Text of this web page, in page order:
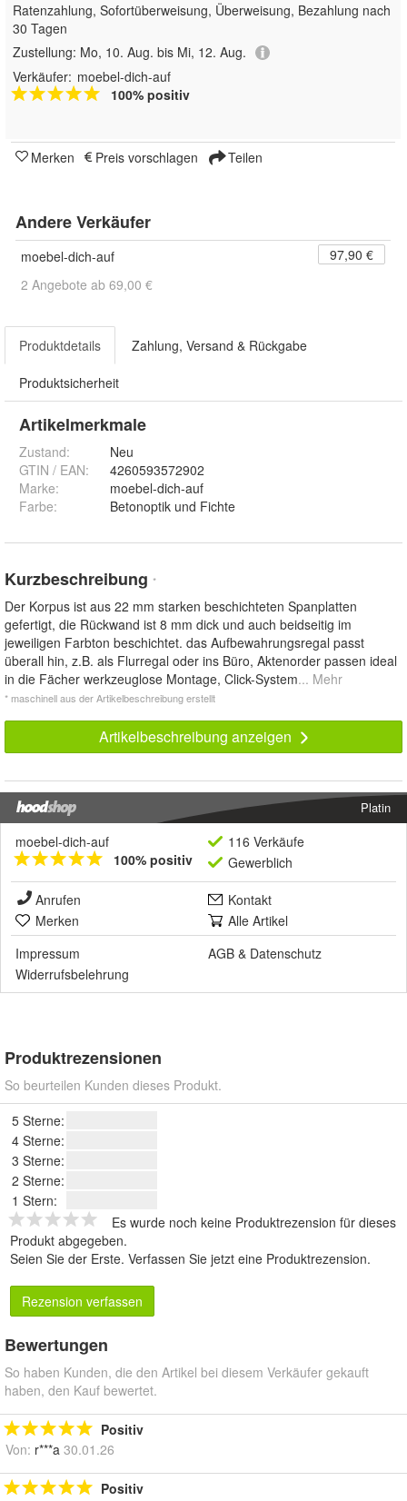
Ratenzahlung, Sofortüberweisung, Überweisung, Bezahlung nach
30 Tagen
Zustellung: Mo, 10. Aug. bis Mi, 12. Aug.
Verkäufer: moebel-dich-auf
100% positiv
Merken Preis vorschlagen Teilen
Andere Verkäufer
moebel-dich-auf
97,90 €
2 Angebote ab 69,00 €
Produktdetails Zahlung, Versand & Rückgabe
Produktsicherheit
Artikelmerkmale
Zustand:
Neu
GTIN / EAN:
4260593572902
Marke:
moebel-dich-auf
Farbe: Betonoptik und Fichte
Kurzbeschreibung *
Der Korpus ist aus 22 mm starken beschichteten Spanplatten
gefertigt, die Rückwand ist 8 mm dick und auch beidseitig im
jeweiligen Farbton beschichtet. das Aufbewahrungsregal passt
überall hin, z.B. als Flurregal oder ins Büro, Aktenorder passen ideal
in die Fächer werkzeuglose Montage, Click-System... Mehr
* maschinell aus der Artikelbeschreibung erstellt
Artikelbeschreibung anzeigen
Platin
moebel-dich-auf
100% positiv
116 Verkäufe
Gewerblich
Anrufen
Kontakt
Merken
Alle Artikel
Impressum
AGB & Datenschutz
Widerrufsbelehrung
Produktrezensionen
So beurteilen Kunden dieses Produkt.
5 Sterne:
4 Sterne:
3 Sterne:
2 Sterne:
1 Stern:
Es wurde noch keine Produktrezension für dieses
Produkt abgegeben.
Seien Sie der Erste. Verfassen Sie jetzt eine Produktrezension.
Rezension verfassen
Bewertungen
So haben Kunden, die den Artikel bei diesem Verkäufer gekauft
haben, den Kauf bewertet.
Positiv
Von: r***a 30.01.26
Positiv